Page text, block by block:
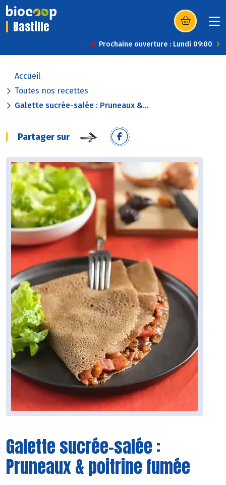
Bastille (s’ouvre dans
Prochaine ouverture : Lundi 09:00
Accueil
Toutes nos recettes
Galette sucrée-salée : Pruneaux &...
Partager sur
Galette sucrée-salée :
Pruneaux & poitrine fumée